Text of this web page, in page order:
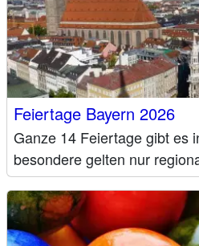
Feiertage Bayern 2026
Ganze 14 Feiertage gibt es
besondere gelten nur